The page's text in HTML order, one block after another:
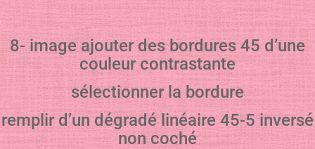
8- image ajouter des bordures 45 d’une
couleur contrastante
sélectionner la bordure
remplir d’un dégradé linéaire 45-5 inversé
non coché